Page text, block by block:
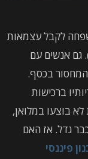
לקבל עצמאות
גם אנשים עם
בכסף.
ברכישות
בוצעו במלואן,
גדל. אז האם
פיננסי